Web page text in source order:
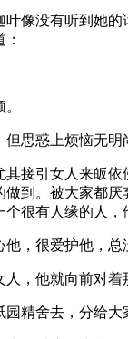
没有听到她
惑上烦恼无明
引女人来皈
到。被大家都
很有人缘的人，
很爱护他，总
他就向前对着
精舍去，分给大